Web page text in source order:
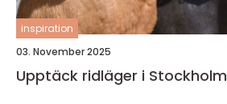
inspiration
03. November 2025
Upptäck ridläger i Stockholm